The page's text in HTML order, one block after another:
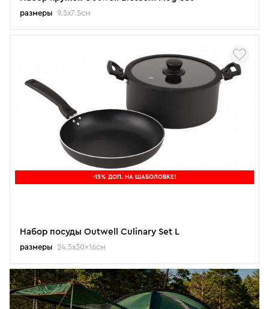
размеры 9.5х7.5см
-15% ДОП. НА ШАБОЛОВКЕ!
Набор посуды Outwell Culinary Set L
размеры 24.5x30x16см